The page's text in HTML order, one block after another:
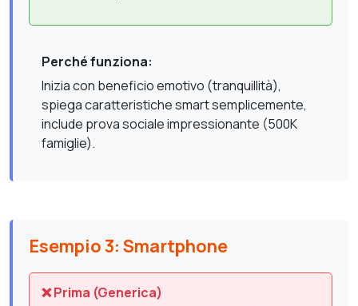
Perché funziona:
Inizia con beneficio emotivo (tranquillità),
spiega caratteristiche smart semplicemente,
include prova sociale impressionante (500K
famiglie).
Esempio 3: Smartphone
❌ Prima (Generica)